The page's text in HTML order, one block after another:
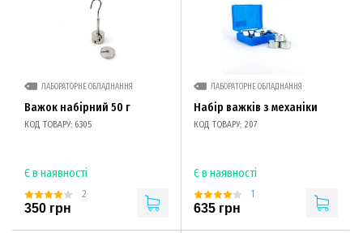
ЛАБОРАТОРНЕ ОБЛАДНАННЯ
Важок набірний 50 г
КОД ТОВАРУ: 6305
Є в наявності
2
350 грн
ЛАБОРАТОРНЕ ОБЛАДНАННЯ
Набір важків з механіки
КОД ТОВАРУ: 207
Є в наявності
1
635 грн